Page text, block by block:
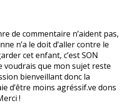
de commentaire n’aident pas,
n’a le doit d’aller contre le
cet enfant, c’est SON
voudrais que mon sujet reste
bienveillant donc la
d’être moins agréssif.ve dons
!